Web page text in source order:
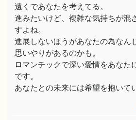
遠くであなたを考えてる。
進みたいけど、複雑な気持ちが混
すよね。
進展しないほうがあなたの為なん
思いやりがあるのかも。
ロマンチックで深い愛情をあなた
です。
あなたとの未来には希望を抱いて